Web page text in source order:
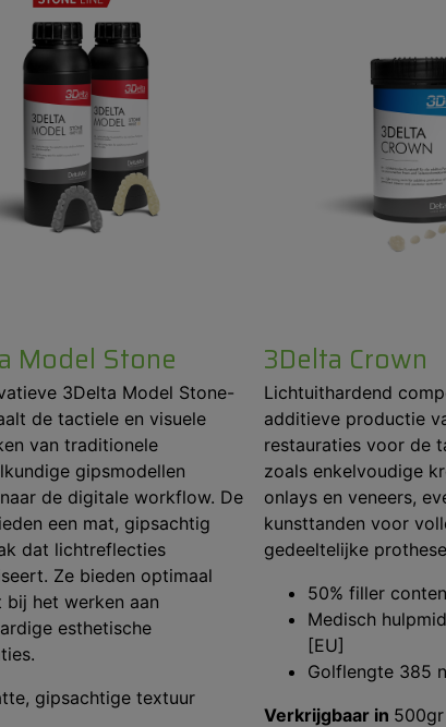
Model Stone
3Delta Model Stone-
de tactiele en visuele
van traditionele
gipsmodellen
de digitale workflow. De
een mat, gipsachtig
dat lichtreflecties
Ze bieden optimaal
bij het werken aan
esthetische
gipsachtige textuur
3Delta Crown
Lichtuithardend
additieve productie
restauraties voor de
zoals enkelvoudige
onlays en veneers,
kunsttanden voor
gedeeltelijke
50% filler
Medisch
[EU]
Golflengte 385
Verkrijgbaar in